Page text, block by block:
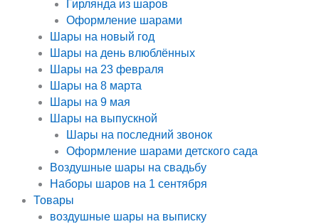
Гирлянда из шаров
Оформление шарами
Шары на новый год
Шары на день влюблённых
Шары на 23 февраля
Шары на 8 марта
Шары на 9 мая
Шары на выпускной
Шары на последний звонок
Оформление шарами детского сада
Воздушные шары на свадьбу
Наборы шаров на 1 сентября
Товары
воздушные шары на выписку